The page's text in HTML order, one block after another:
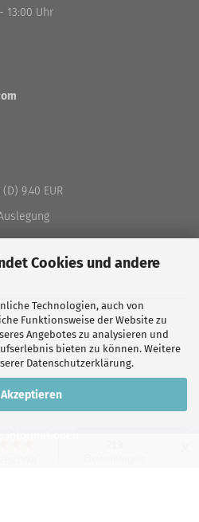
Cookies und andere
Technologien, auch von
Funktionsweise der Website zu
Angebotes zu analysieren und
bieten zu können. Weitere
Datenschutzerklärung.
Uhr
9.40 EUR
Artikeln!